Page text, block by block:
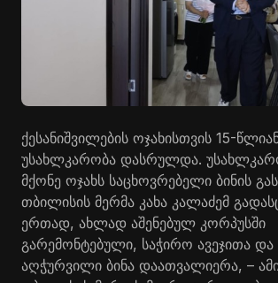
ქესანიშვილების ოჯახისთვის 15-
უსახლკარობა დასრულდა.
მქონე ოჯახს საცხოვრებელი ბინის
თბილისის მერმა კახა კალაძემ
ერთად, ახლად აშენებულ კორპუსში
გარემონტებული, საჭირო ავეჯითა და
აღჭურვილი ბინა დაათვალიერა, –